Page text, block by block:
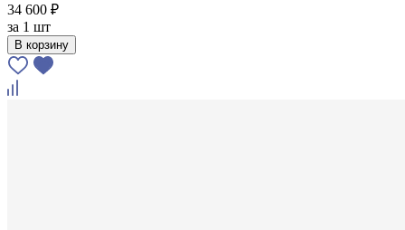
34 600 ₽
за 1 шт
В корзину